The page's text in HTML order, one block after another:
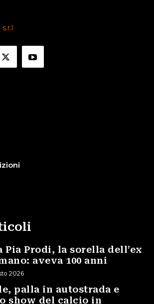
Pia Prodi, la sorella dell’ex
aveva 100 anni
2026
palla in autostrada e
show del calcio in